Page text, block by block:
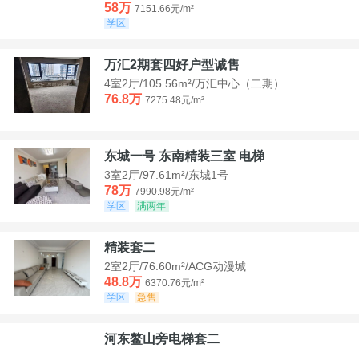
58万 7151.66元/m²
学区
万汇2期套四好户型诚售
4室2厅/105.56m²/万汇中心（二期）
76.8万 7275.48元/m²
东城一号 东南精装三室 电梯
3室2厅/97.61m²/东城1号
78万 7990.98元/m²
学区
满两年
精装套二
2室2厅/76.60m²/ACG动漫城
48.8万 6370.76元/m²
学区
急售
河东鳌山旁电梯套二